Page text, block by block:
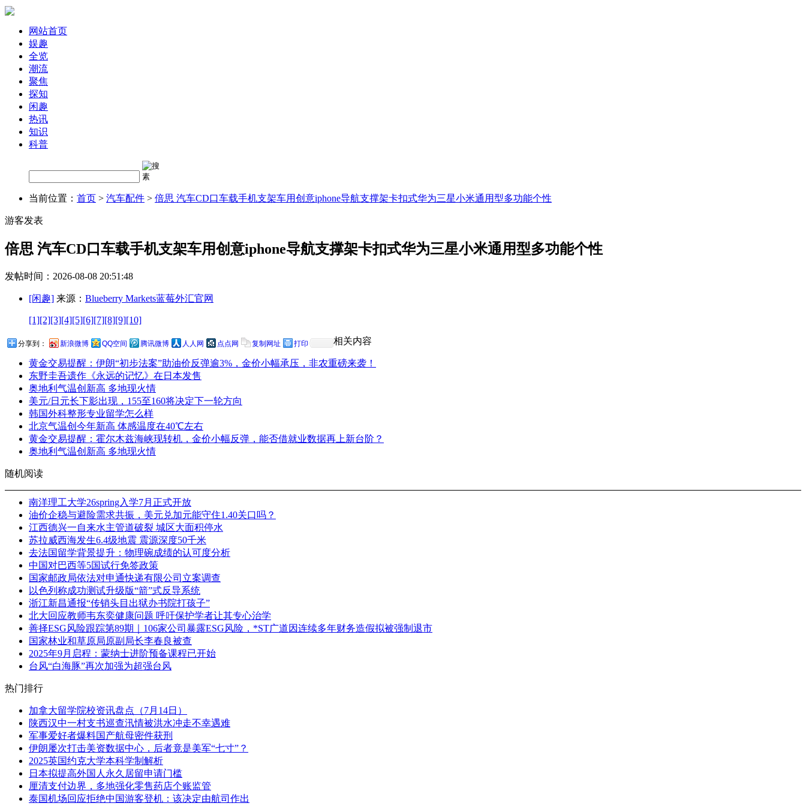
网站首页
娱趣
全览
潮流
聚焦
探知
闲趣
热讯
知识
科普
当前位置： 首页 > 汽车配件 > 倍思 汽车CD口车载手机支架车用创意iphone导航支撑架卡扣式华为三星小米通用型多功能个性
游客发表
倍思 汽车CD口车载手机支架车用创意iphone导航支撑架卡扣式华为三星小米通用型多功能个性
发帖时间：2026-08-08 20:51:48
[闲趣] 来源： Blueberry Markets蓝莓外汇官网
[1][2][3][4][5][6][7][8][9][10]
分享到： 新浪微博 QQ空间 腾讯微博 人人网 点点网 复制网址 打印 相关内容
黄金交易提醒：伊朗“初步法案”助油价反弹逾3%，金价小幅承压，非农重磅来袭！
东野圭吾遗作《永远的记忆》在日本发售
奥地利气温创新高 多地现火情
美元/日元长下影出现，155至160将决定下一轮方向
韩国外科整形专业留学怎么样
北京气温创今年新高 体感温度在40℃左右
黄金交易提醒：霍尔木兹海峡现转机，金价小幅反弹，能否借就业数据再上新台阶？
奥地利气温创新高 多地现火情
随机阅读
南洋理工大学26spring入学7月正式开放
油价企稳与避险需求共振，美元兑加元能守住1.40关口吗？
江西德兴一自来水主管道破裂 城区大面积停水
苏拉威西海发生6.4级地震 震源深度50千米
去法国留学背景提升：物理碗成绩的认可度分析
中国对巴西等5国试行免签政策
国家邮政局依法对申通快递有限公司立案调查
以色列称成功测试升级版“箭”式反导系统
浙江新昌通报“传销头目出狱办书院打孩子”
北大回应教师韦东奕健康问题 呼吁保护学者让其专心治学
善择ESG风险跟踪第89期｜106家公司暴露ESG风险，*ST广道因连续多年财务造假拟被强制退市
国家林业和草原局原副局长李春良被查
2025年9月启程：蒙纳士进阶预备课程已开始
台风“白海豚”再次加强为超强台风
热门排行
加拿大留学院校资讯盘点（7月14日）
陕西汉中一村支书巡查汛情被洪水冲走不幸遇难
军事爱好者爆料国产航母密件获刑
伊朗屡次打击美资数据中心，后者竟是美军“七寸”？
2025英国约克大学本科学制解析
日本拟提高外国人永久居留申请门槛
厘清支付边界，多地强化零售药店个账监管
泰国机场回应拒绝中国游客登机：该决定由航司作出